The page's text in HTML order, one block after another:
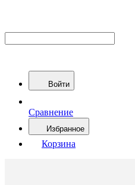
Войти
Сравнение
Избранное
Корзина